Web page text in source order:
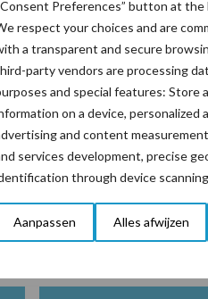
Preferences” button at
respect your choices and are
a transparent and secure
party vendors are processing
and special features: Store
on a device, personalized
and content
services development, precise
through device
Aanpassen Alles afwijzen
onze partner Yara
4 eenvoudige stappen
op je telefoon
Veevoer Wet